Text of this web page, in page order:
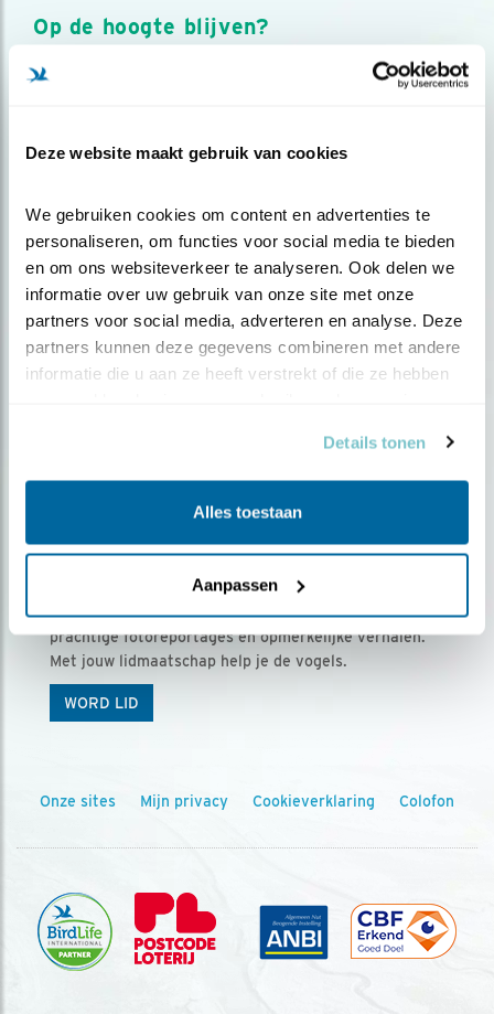
Deze website maakt gebruik van cookies
We gebruiken cookies om content en advertenties te
personaliseren, om functies voor social media te bieden
en om ons websiteverkeer te analyseren. Ook delen we
informatie over uw gebruik van onze site met onze
partners voor social media, adverteren en analyse. Deze
partners kunnen deze gegevens combineren met andere
informatie die u aan ze heeft verstrekt of die ze hebben
Details tonen
Alles toestaan
Aanpassen
Op de hoogte blijven?
Meld je aan en ontvang nieuws, inspiratie, acties en tips
over vogels en activiteiten van Vogelbescherming.
Ontvang 5 x Vogels voor € 36,00 per jaar
Vogels is het tijdschrift voor onze leden, met
prachtige fotoreportages en opmerkelijke verhalen.
Met jouw lidmaatschap help je de vogels.
WORD LID
Onze sites Mijn privacy Cookieverklaring Colofon